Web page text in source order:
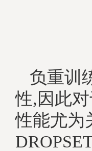
负重训
性,因此
性能尤为